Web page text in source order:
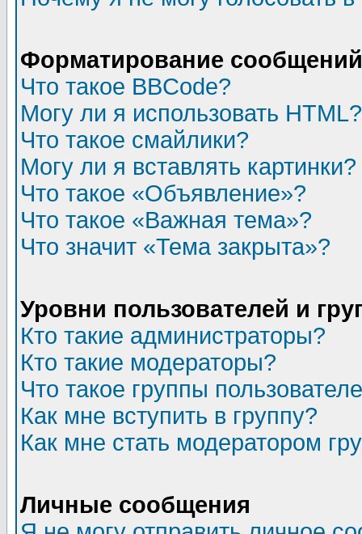
Форматирование
Что такое BBCode?
Могу ли я использовать HTML?
Что такое смайлики?
Могу ли я вставлять картинки?
Что такое «Объявление»?
Что такое «Важная тема»?
Что значит «Тема закрыта»?
Уровни пользователей и
Кто такие администраторы?
Кто такие модераторы?
Что такое группы
Как мне вступить в группу?
Как мне стать модератором
Личные сообщения